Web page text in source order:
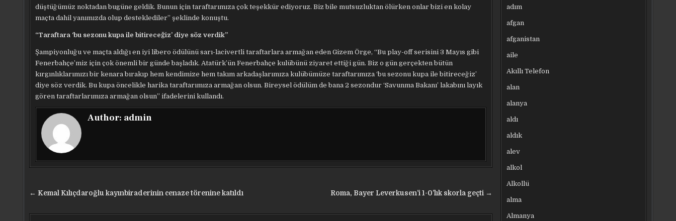
düştüğümüz noktadan bugüne geldik. Bunun için taraftarımıza çok teşekkür ediyoruz. Biz bile mutsuzluktan ölürken onlar bizi en kolay
maçta dahil yanımızda olup desteklediler” şeklinde konuştu.
“Taraftara ‘bu sezonu kupa ile bitireceğiz’ diye söz verdik”
Şampiyonluğu ve maçta aldığı en iyi libero ödülünü sarı-lacivertli taraftarlara armağan eden Gizem Örge, “Bu play-off serisini 3 Mayıs gibi
Fenerbahçe’miz için çok önemli bir günde başladık. Atatürk’ün Fenerbahçe kulübünü ziyaret ettiği gün. Biz o gün gerçekten bütün
kırgınlıklarımızı bir kenara bırakıp hem kendimize hem takım arkadaşlarımıza kulübümüze taraftarımıza ‘bu sezonu kupa ile bitireceğiz’
diye söz verdik. Bu kupa öncelikle harika taraftarımıza armağan olsun. Bireysel ödülüm de bana 2 sezondur ‘Savunma Bakanı’ lakabını layık
gören taraftarlarımıza armağan olsun” ifadelerini kullandı.
Author: admin
Yazı Roma, Bayer Leverkusen’i 1-0’lık skorla geçti →
← Kemal Kılıçdaroğlu kayınbiraderinin cenaze törenine katıldı
adım
afgan
afganistan
aile
Akıllı Telefon
alan
alanya
aldı
aldık
alev
alkol
Alkollü
alma
Almanya